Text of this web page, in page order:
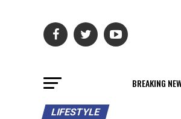
BREAKING
LIFESTYLE